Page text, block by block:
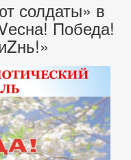
солдаты» в
Победа!